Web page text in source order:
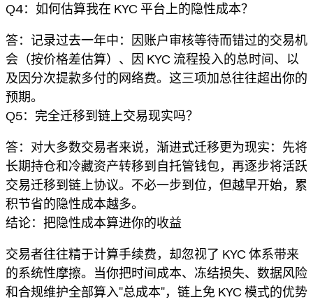
Q4：如何估算我在 KYC 平台上的隐性成本？
答：记录过去一年中：因账户审核等待而错过的交易机
会（按价格差估算）、因 KYC 流程投入的总时间、以
及因分次提款多付的网络费。这三项加总往往超出你的
预期。
Q5：完全迁移到链上交易现实吗？
答：对大多数交易者来说，渐进式迁移更为现实：先将
长期持仓和冷藏资产转移到自托管钱包，再逐步将活跃
交易迁移到链上协议。不必一步到位，但越早开始，累
积节省的隐性成本越多。
结论：把隐性成本算进你的收益
交易者往往精于计算手续费，却忽视了 KYC 体系带来
的系统性摩擦。当你把时间成本、冻结损失、数据风险
和合规维护全部算入"总成本"，链上免 KYC 模式的优势